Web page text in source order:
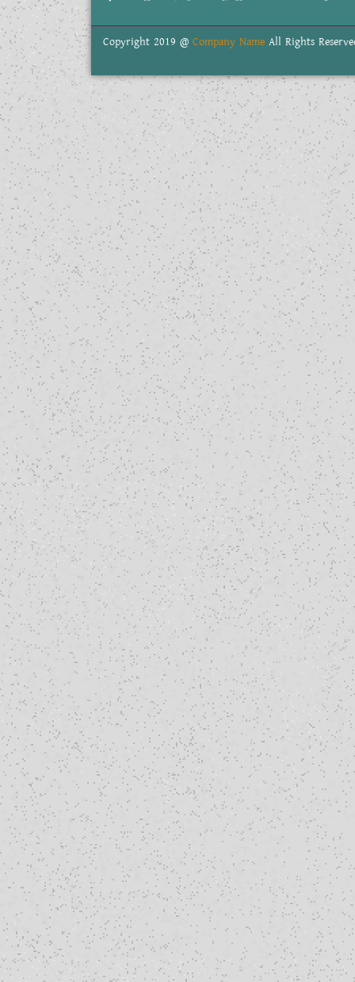
Copyright 2019 @ Company Name All Rights